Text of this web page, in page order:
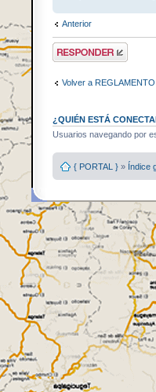
Anterior
Publicar una
respuesta
Volver a
¿QUIÉN ESTÁ
Usuarios navegando por
{ PORTAL } » Índice